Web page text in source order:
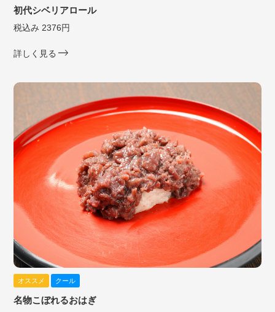
初代シベリアロール
税込み 2376円
詳しく見る
オススメ クール
名物こぼれるおはぎ